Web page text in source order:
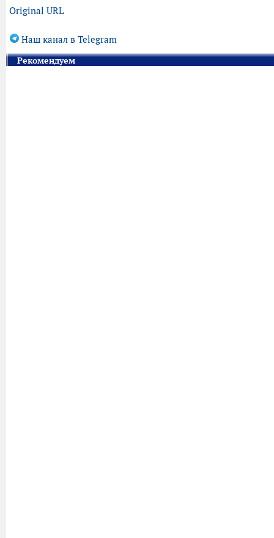
Original URL
Наш канал в Telegram
Рекомендуем